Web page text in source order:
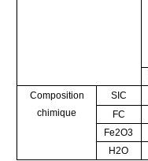
Composition
chimique
SIC
FC
Fe2O3
H2O